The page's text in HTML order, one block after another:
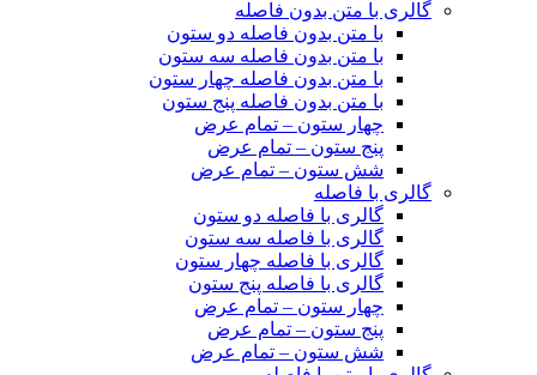
گالری با متن بدون فاصله
با متن بدون فاصله دو ستون
با متن بدون فاصله سه ستون
با متن بدون فاصله چهار ستون
با متن بدون فاصله پنج ستون
چهار ستون – تمام عرض
پنج ستون – تمام عرض
شش ستون – تمام عرض
گالری با فاصله
گالری با فاصله دو ستون
گالری با فاصله سه ستون
گالری با فاصله چهار ستون
گالری با فاصله پنج ستون
چهار ستون – تمام عرض
پنج ستون – تمام عرض
شش ستون – تمام عرض